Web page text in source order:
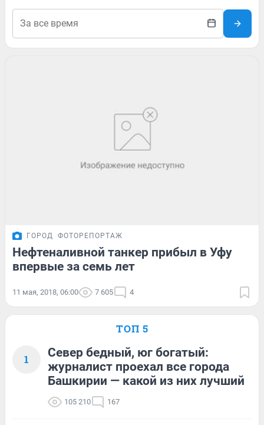
ГОРОД ФОТОРЕПОРТАЖ
Нефтеналивной танкер прибыл в Уфу
впервые за семь лет
11 мая, 2018, 06:00 7 605 4
ТОП 5
1
Север бедный, юг богатый:
журналист проехал все города
Башкирии — какой из них лучший
105 210 167